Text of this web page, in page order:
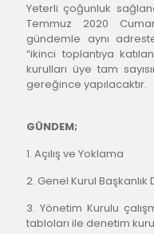
Yeterli çoğunluk
Temmuz 2020
gündemle aynı
“ikinci toplantıya
kurulları üye tam
gereğince yapılacaktır.
GÜNDEM;
1. Açılış ve Yoklama
2. Genel Kurul Başkanlık
3. Yönetim Kurulu
tabloları ile denetim